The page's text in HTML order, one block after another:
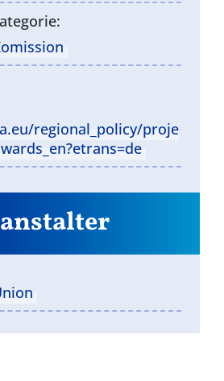
regional_policy/proje